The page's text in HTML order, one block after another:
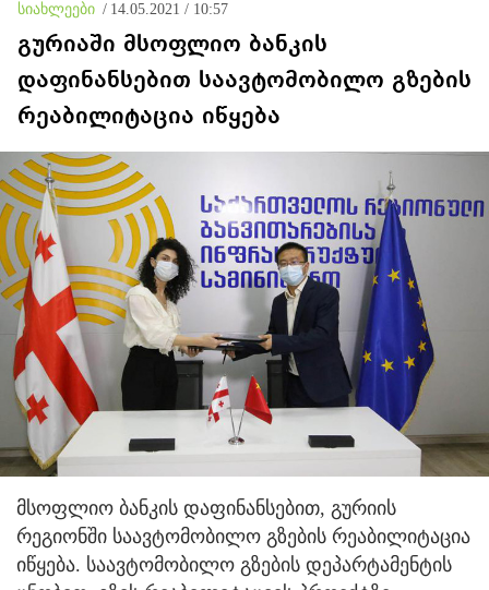
სახელმწიფოს მოქმედება,
ნაბიჯებს გადავდგამთ
სიახლეები / 14.05.2021 / 10:57
გურიაში მსოფლიო ბანკის
დაფინანსებით საავტომობილო გზების
რეაბილიტაცია იწყება
მსოფლიო ბანკის დაფინანსებით, გურიის
რეგიონში საავტომობილო გზების რეაბილიტაცია
იწყება. საავტომობილო გზების დეპარტამენტის